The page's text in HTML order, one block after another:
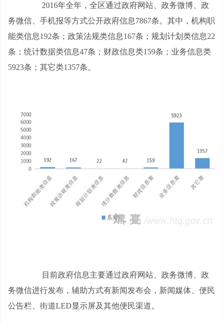
2016年全年，全区通过政府网站、政务微博、政
务微信、手机报等方式公开政府信息7867条。其中，机构职
能类信息192条；政策法规类信息167条；规划计划类信息22
条；统计数据类信息47条；财政信息类159条；业务信息类
5923条；其它类1357条。
目前政府信息主要通过政府网站、政务微博、政
务微信进行发布，辅助方式有新闻发布会，新闻媒体、便民
公告栏、街道LED显示屏及其他便民渠道。